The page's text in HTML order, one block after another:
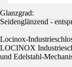
Glanzgrad:
Seidenglänzend -
Locinox-
LOCINOX
und Edelstahl-